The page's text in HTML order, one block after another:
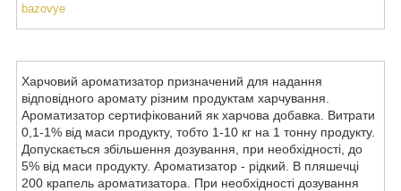
bazovye
Харчовий ароматизатор призначений для надання
відповідного аромату різним продуктам харчування.
Ароматизатор сертифікований як харчова добавка. Витрати
0,1-1% від маси продукту, тобто 1-10 кг на 1 тонну продукту.
Допускається збільшення дозування, при необхідності, до
5% від маси продукту. Ароматизатор - рідкий. В пляшечці
200 крапель ароматизатора. При необхідності дозування